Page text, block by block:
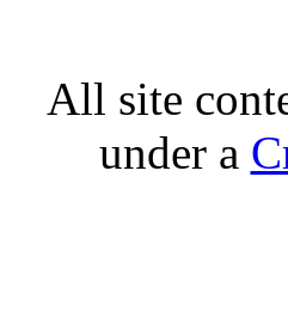
All site
under a